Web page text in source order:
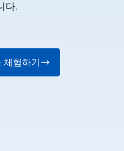
다.
체험하기